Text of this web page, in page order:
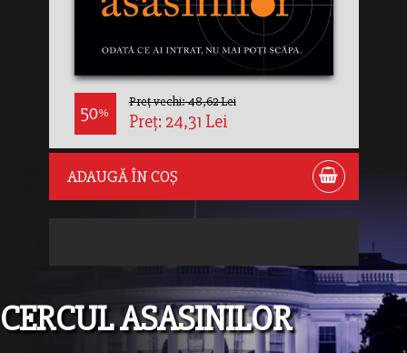
50%
Preț vechi: 48,62 Lei
Preț: 24,31 Lei
ADAUGĂ ÎN COȘ
CERCUL ASASINILOR